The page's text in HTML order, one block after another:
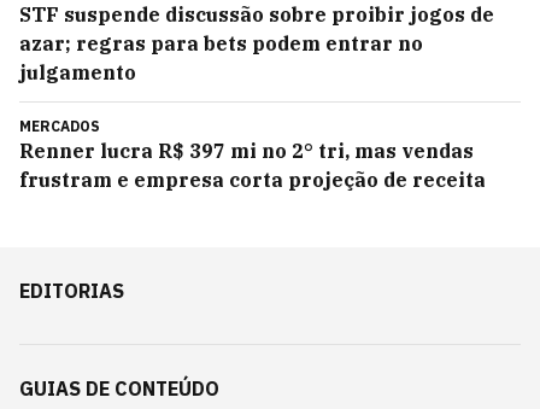
STF suspende discussão sobre proibir jogos de
azar; regras para bets podem entrar no
julgamento
MERCADOS
Renner lucra R$ 397 mi no 2° tri, mas vendas
frustram e empresa corta projeção de receita
EDITORIAS
GUIAS DE CONTEÚDO